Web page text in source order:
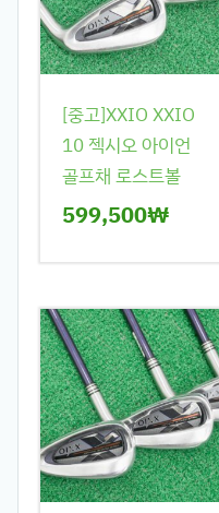
[중고]XXIO XXIO
10 젝시오 아이언
골프채 로스트볼
599,500₩